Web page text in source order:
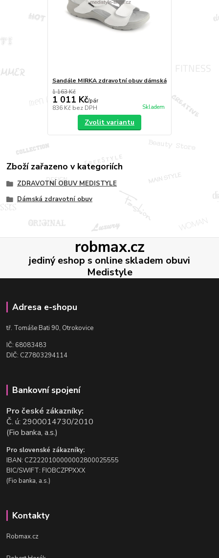
Sandále MIRKA zdravotní obuv dámská
1 163 Kč
1 011 Kč/pár
836 Kč bez DPH Skladem
Zvolit variantu
Zboží zařazeno v kategoriích
ZDRAVOTNÍ OBUV MEDISTYLE
Dámská zdravotní obuv
robmax.cz
jediný eshop s online skladem obuvi
Medistyle
Adresa e-shopu
tř. Tomáše Bati 90, Otrokovice
IČ: 68083483
DIČ: CZ7803294114
Bankovní spojení
Pro české zákazníky:
Č. ú: 2900014730/2010
(Fio banka, a.s.)
Pro slovenské zákazníky:
IBAN: CZ2220100000002800025555
BIC/SWIFT: FIOBCZPPXXX
(Fio banka, a.s.)
Kontakty
Robmax.cz